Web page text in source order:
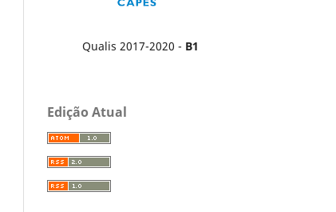
Qualis 2017-2020 - B1
Edição Atual